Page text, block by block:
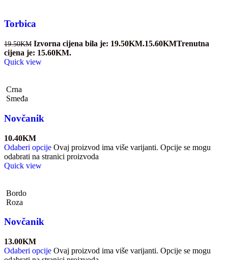
Torbica
19.50KM Izvorna cijena bila je: 19.50KM.15.60KMTrenutna
cijena je: 15.60KM.
Quick view
Crna
Smeđa
Novčanik
10.40KM
Odaberi opcije Ovaj proizvod ima više varijanti. Opcije se mogu
odabrati na stranici proizvoda
Quick view
Bordo
Roza
Novčanik
13.00KM
Odaberi opcije Ovaj proizvod ima više varijanti. Opcije se mogu